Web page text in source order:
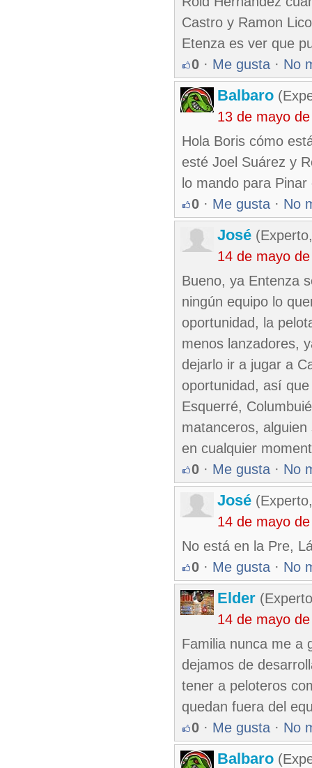
Castro y Ramon
Etenza es ver que
0 · Me gusta · No
Balbaro
13 de mayo
Hola Boris cómo
esté Joel Suárez y
lo mando para
0 · Me gusta · No
José
14 de mayo
Bueno, ya Entenza
ningún equipo lo
oportunidad, la
menos lanzadores,
dejarlo ir a jugar a
oportunidad, así
Esquerré,
matanceros,
en cualquier
0 · Me gusta · No
José
14 de mayo
No está en la Pre,
0 · Me gusta · No
Elder
14 de mayo
Familia nunca me a
dejamos de
tener a peloteros
quedan fuera del
0 · Me gusta · No
Balbaro